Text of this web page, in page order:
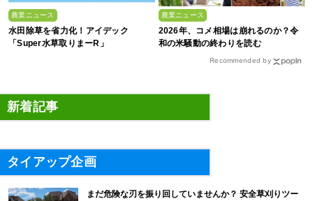
農業ニュース
水田除草を省力化！アイデック
「Super水草取りまーR」
農業ニュース
2026年、コメ相場は崩れるのか？令
和の米騒動の終わりを読む
Recommended by
新着記事
タイアップ企画
まだ危険な刃を振り回していませんか？ 安全草刈りツー